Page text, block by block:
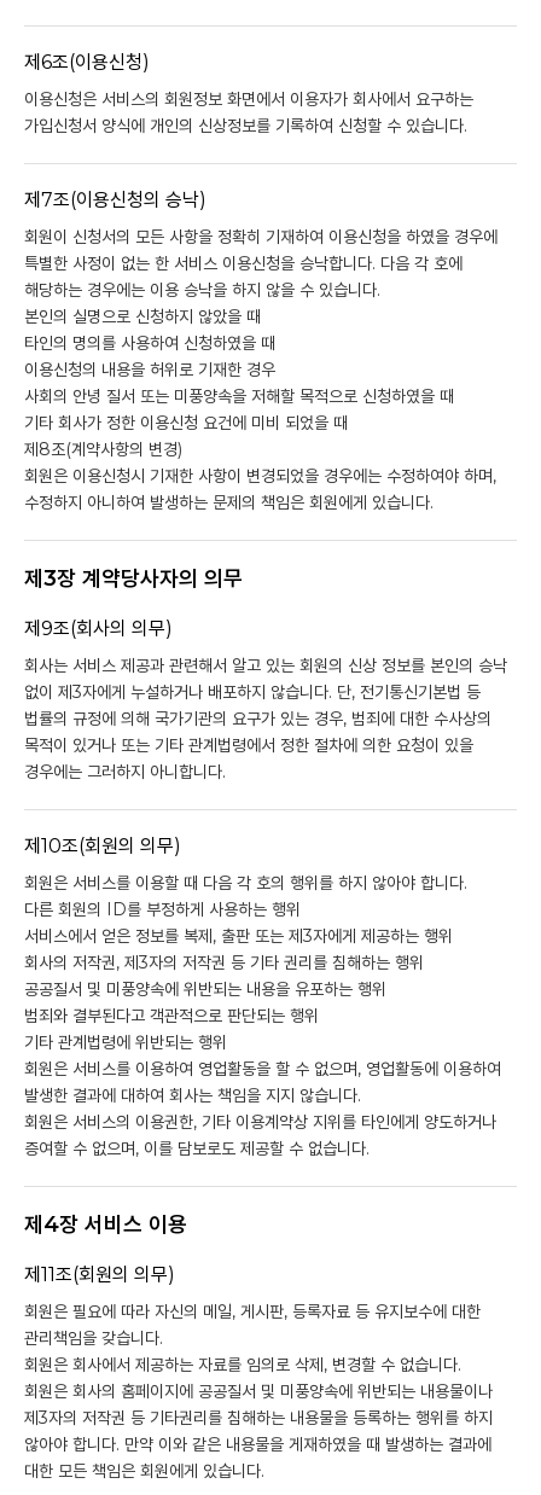
제6조(이용신청)
이용신청은 서비스의 회원정보 화면에서 이용자가 회사에서 요구하는
가입신청서 양식에 개인의 신상정보를 기록하여 신청할 수 있습니다.
제7조(이용신청의 승낙)
회원이 신청서의 모든 사항을 정확히 기재하여 이용신청을 하였을 경우에
특별한 사정이 없는 한 서비스 이용신청을 승낙합니다. 다음 각 호에
해당하는 경우에는 이용 승낙을 하지 않을 수 있습니다.
본인의 실명으로 신청하지 않았을 때
타인의 명의를 사용하여 신청하였을 때
이용신청의 내용을 허위로 기재한 경우
사회의 안녕 질서 또는 미풍양속을 저해할 목적으로 신청하였을 때
기타 회사가 정한 이용신청 요건에 미비 되었을 때
제8조(계약사항의 변경)
회원은 이용신청시 기재한 사항이 변경되었을 경우에는 수정하여야 하며,
수정하지 아니하여 발생하는 문제의 책임은 회원에게 있습니다.
제3장 계약당사자의 의무
제9조(회사의 의무)
회사는 서비스 제공과 관련해서 알고 있는 회원의 신상 정보를 본인의 승낙
없이 제3자에게 누설하거나 배포하지 않습니다. 단, 전기통신기본법 등
법률의 규정에 의해 국가기관의 요구가 있는 경우, 범죄에 대한 수사상의
목적이 있거나 또는 기타 관계법령에서 정한 절차에 의한 요청이 있을
경우에는 그러하지 아니합니다.
제10조(회원의 의무)
회원은 서비스를 이용할 때 다음 각 호의 행위를 하지 않아야 합니다.
다른 회원의 ID를 부정하게 사용하는 행위
서비스에서 얻은 정보를 복제, 출판 또는 제3자에게 제공하는 행위
회사의 저작권, 제3자의 저작권 등 기타 권리를 침해하는 행위
공공질서 및 미풍양속에 위반되는 내용을 유포하는 행위
범죄와 결부된다고 객관적으로 판단되는 행위
기타 관계법령에 위반되는 행위
회원은 서비스를 이용하여 영업활동을 할 수 없으며, 영업활동에 이용하여
발생한 결과에 대하여 회사는 책임을 지지 않습니다.
회원은 서비스의 이용권한, 기타 이용계약상 지위를 타인에게 양도하거나
증여할 수 없으며, 이를 담보로도 제공할 수 없습니다.
제4장 서비스 이용
제11조(회원의 의무)
회원은 필요에 따라 자신의 메일, 게시판, 등록자료 등 유지보수에 대한
관리책임을 갖습니다.
회원은 회사에서 제공하는 자료를 임의로 삭제, 변경할 수 없습니다.
회원은 회사의 홈페이지에 공공질서 및 미풍양속에 위반되는 내용물이나
제3자의 저작권 등 기타권리를 침해하는 내용물을 등록하는 행위를 하지
않아야 합니다. 만약 이와 같은 내용물을 게재하였을 때 발생하는 결과에
대한 모든 책임은 회원에게 있습니다.